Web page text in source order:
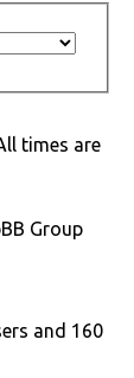
times are
Group
and 160